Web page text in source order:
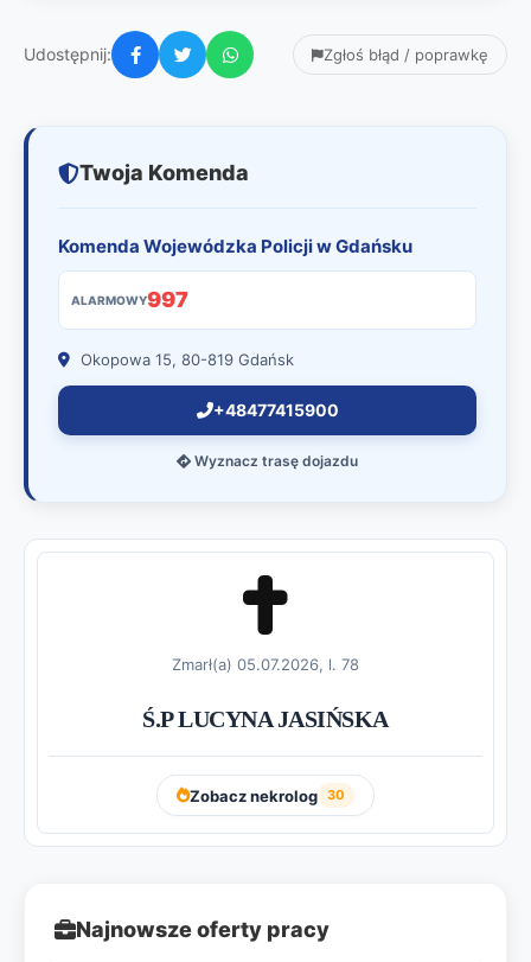
Udostępnij: Zgłoś błąd / poprawkę
Twoja Komenda
Komenda Wojewódzka Policji w Gdańsku
ALARMOWY997
Okopowa 15, 80-819 Gdańsk
+48477415900
Wyznacz trasę dojazdu
Zmarł(a) 05.07.2026, l. 78
Ś.P LUCYNA JASIŃSKA
Zobacz nekrolog 30
Najnowsze oferty pracy